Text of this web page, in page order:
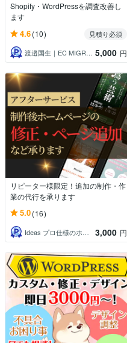
Shopify・WordPressを調査改善し
ます
4.6(10)
見積り必須
渡邉国生｜EC MIGRATION 5,000 円
リピーター様限定！追加の制作・作
業の代行を承ります
5.0(16)
Ideas プロ仕様のホームページ作成 3,000 円